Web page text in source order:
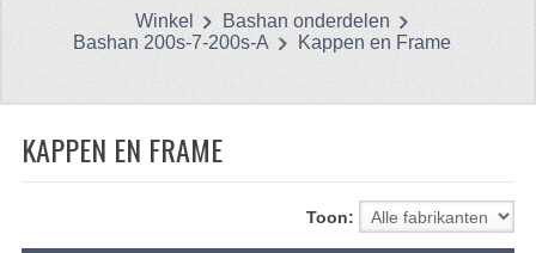
CATEGORIEËN
CFMOTO 500-A/2A / GOES 520
Winkel
Bashan onderdelen
Bashan 200s-7-200s-A
Kappen en Frame
KAPPEN EN FRAME
Toon: